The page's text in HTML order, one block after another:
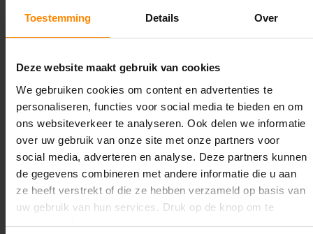
Toestemming Details Over
Deze website maakt gebruik van cookies
We gebruiken cookies om content en advertenties te
personaliseren, functies voor social media te bieden en om
ons websiteverkeer te analyseren. Ook delen we informatie
over uw gebruik van onze site met onze partners voor
social media, adverteren en analyse. Deze partners kunnen
de gegevens combineren met andere informatie die u aan
ze heeft verstrekt of die ze hebben verzameld op basis van
uw gebruik van hun services. Druk op de knop om te
accepteren!
2.350 kg (780 kg per pallet)
12344 kg
Oplossing op maat nodig?
Wij kunnen je helpen!